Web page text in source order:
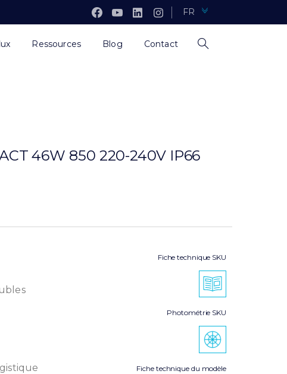
FR
Ressources Blog Contact
46W 850 220-240V IP66
Fiche technique SKU
Photométrie SKU
Fiche technique du modèle